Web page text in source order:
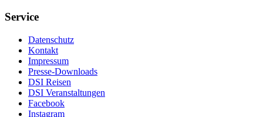
Service
Datenschutz
Kontakt
Impressum
Presse-Downloads
DSI Reisen
DSI Veranstaltungen
Facebook
Instagram